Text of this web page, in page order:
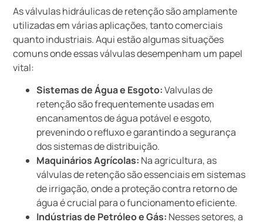
As válvulas hidráulicas de retenção são amplamente
utilizadas em várias aplicações, tanto comerciais
quanto industriais. Aqui estão algumas situações
comuns onde essas válvulas desempenham um papel
vital:
Sistemas de Água e Esgoto:Valvulas de
retenção são frequentemente usadas em
encanamentos de água potável e esgoto,
prevenindo o refluxo e garantindo a segurança
dos sistemas de distribuição.
Maquinários Agrícolas: Na agricultura, as
válvulas de retenção são essenciais em sistemas
de irrigação, onde a proteção contra retorno de
água é crucial para o funcionamento eficiente.
Indústrias de Petróleo e Gás: Nesses setores, a